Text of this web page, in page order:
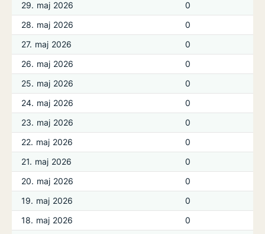
29. maj 2026
0
28. maj 2026
0
27. maj 2026
0
26. maj 2026
0
25. maj 2026
0
24. maj 2026
0
23. maj 2026
0
22. maj 2026
0
21. maj 2026
0
20. maj 2026
0
19. maj 2026
0
18. maj 2026
0